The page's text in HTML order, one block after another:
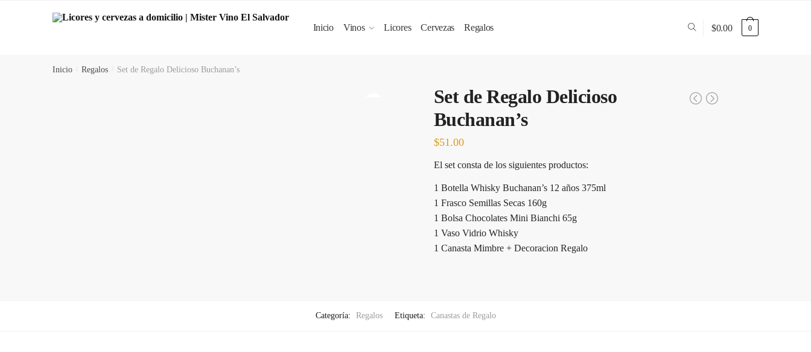
$0.00 0
Inicio Vinos Licores Cervezas Regalos
Inicio Regalos Set de Regalo Delicioso Buchanan’s
Set de Regalo Delicioso
Buchanan’s
$51.00
El set consta de los siguientes productos:
1 Botella Whisky Buchanan’s 12 años 375ml
1 Frasco Semillas Secas 160g
1 Bolsa Chocolates Mini Bianchi 65g
1 Vaso Vidrio Whisky
1 Canasta Mimbre + Decoracion Regalo
Categoría: Regalos Etiqueta: Canastas de Regalo